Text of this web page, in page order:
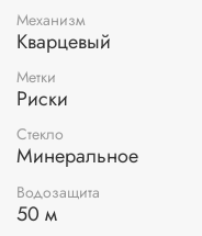
Механизм
Кварцевый
Метки
Риски
Стекло
Минеральное
Водозащита
50 м